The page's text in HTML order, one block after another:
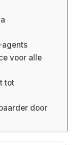
agents
voor alle
tot
door